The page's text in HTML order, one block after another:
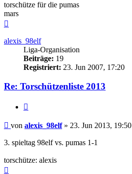
torschütze für die pumas
mars
alexis_98elf
Liga-Organisation
Beiträge: 19
Registriert: 23. Jun 2007, 17:20
Re: Torschützenliste 2013
Beitrag
von alexis_98elf» 23. Jun 2013, 19:50
3. spieltag 98elf vs. pumas 1-1
torschütze: alexis